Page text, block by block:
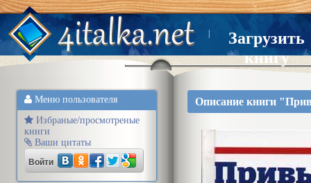
Загрузить
книгу
Меню пользователя
Избраные/просмотреные
книги
Ваши цитаты
Войти
Описание книги